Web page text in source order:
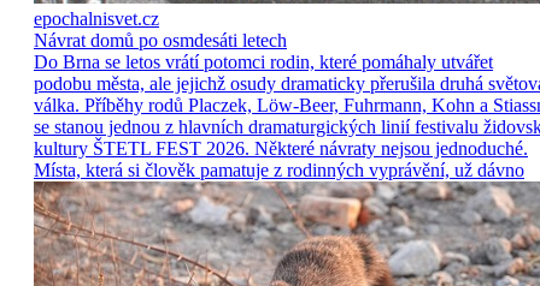
epochalnisvet.cz
Návrat domů po osmdesáti letech
Do Brna se letos vrátí potomci rodin, které pomáhaly utvářet
podobu města, ale jejichž osudy dramaticky přerušila druhá
válka. Příběhy rodů Placzek, Löw-Beer, Fuhrmann, Kohn a
se stanou jednou z hlavních dramaturgických linií festivalu
kultury ŠTETL FEST 2026. Některé návraty nejsou jednoduché.
Místa, která si člověk pamatuje z rodinných vyprávění, už dávno